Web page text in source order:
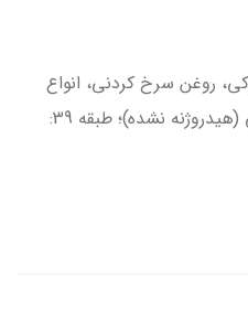
خوراکی، روغن سرخ کردنی، انواع
روغن تصفیه شده گیاهی خوراکی (هیدروژنه نشده)؛ طبقه 39: